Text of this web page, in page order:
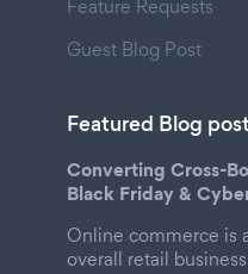
Feature Requests
Guest Blog Post
Featured Blog post
Converting Cross-
Black Friday &
Online commerce is
overall retail